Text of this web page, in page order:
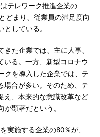
テレワーク推進企業の
どまり、従業員の満足度向
としている。
た企業では、主に人事、
いる。一方、新型コロナウ
クを導入した企業では、テ
場合が多い。そのため、テ
え、本来的な意識改革など
顕著だという。
実施する企業の80％が、